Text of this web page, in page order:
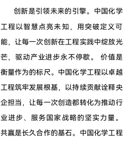
创新是引领未来的引擎。中国化学
工程以智慧点亮未知，用突破定义可
能，让每一次创新在工程实践中绽放光
芒，驱动产业进步永不停歇。 价值是
衡量作为的标尺。中国化学工程以卓越
工程筑牢发展根基，以持续贡献诠释央
企担当，让每一次创造都转化为推动行
业进步、服务国家战略的坚实力量。
共赢是长久合作的基石。中国化学工程